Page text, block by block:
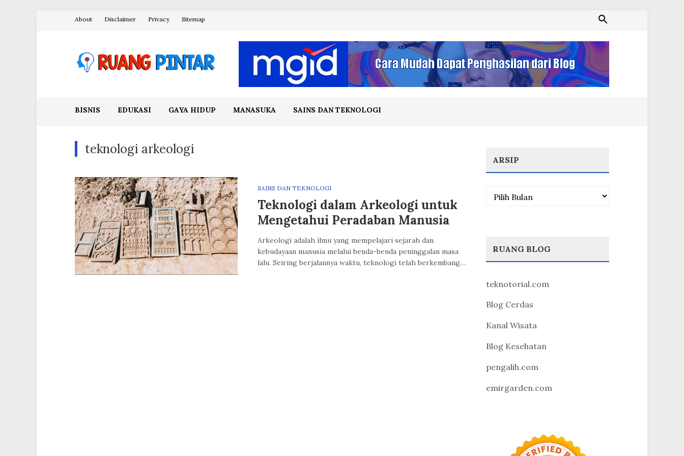
About Disclaimer Privacy Sitemap
BISNIS EDUKASI GAYA HIDUP MANASUKA SAINS DAN TEKNOLOGI
teknologi arkeologi
SAINS DAN TEKNOLOGI
Teknologi dalam Arkeologi untuk
Mengetahui Peradaban Manusia
Arkeologi adalah ilmu yang mempelajari sejarah dan
kebudayaan manusia melalui benda-benda peninggalan masa
lalu. Seiring berjalannya waktu, teknologi telah berkembang…
ARSIP
Arsip
RUANG BLOG
teknotorial.com
Blog Cerdas
Kanal Wisata
Blog Kesehatan
pengalih.com
emirgarden.com